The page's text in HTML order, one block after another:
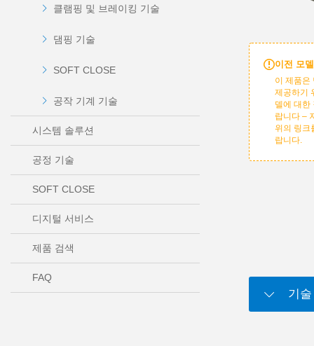
클램핑 및 브레이킹 기술
댐핑 기술
SOFT CLOSE
공작 기계 기술
시스템 솔루션
공정 기술
SOFT CLOSE
디지털 서비스
제품 검색
FAQ
이전 모
이 제품은
제공하기
델에 대한
랍니다 –
위의 링크
랍니다.
기